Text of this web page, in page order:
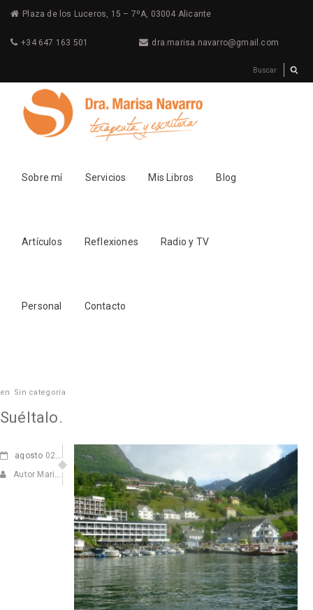
Plaza de los Luceros, 15 – 7ºA, 03004 Alicante
+34 647 163 501 dra.marisa.navarro@gmail.com
Sobre mí Servicios Mis Libros Blog
Artículos Reflexiones Radio y TV
Personal Contacto
en Sin categoría
Suéltalo.
agosto 02, 2011
Autor Marisa Navarro